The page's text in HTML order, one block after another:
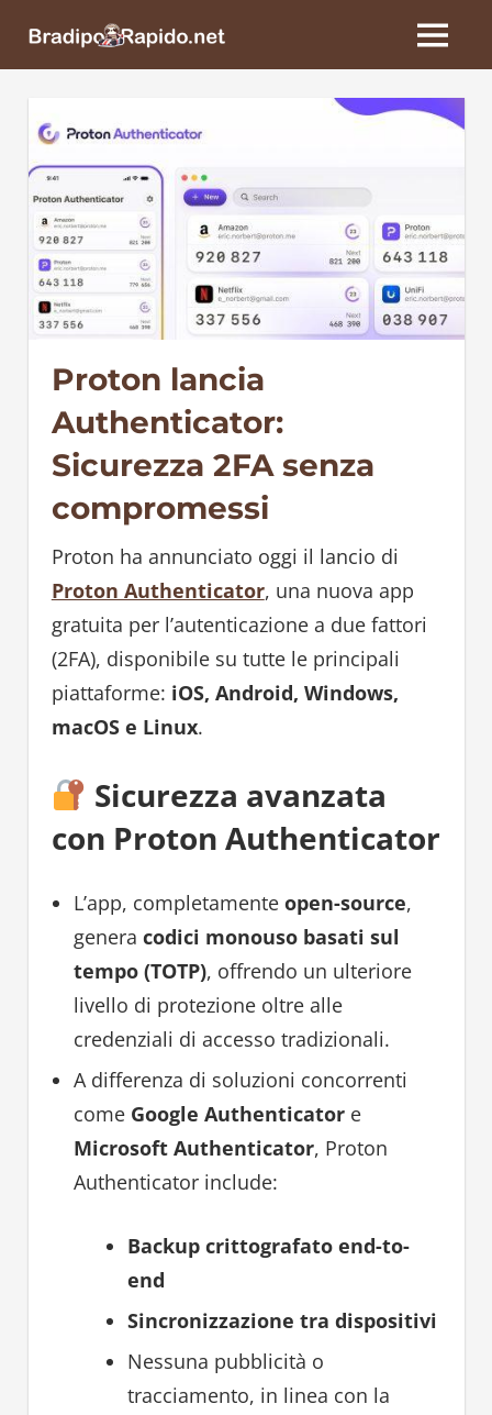
BradipoRapido.net
MENU
Proton lancia
Authenticator:
Sicurezza 2FA senza
compromessi
Proton ha annunciato oggi il lancio di
Proton Authenticator, una nuova app
gratuita per l’autenticazione a due fattori
(2FA), disponibile su tutte le principali
piattaforme: iOS, Android, Windows,
macOS e Linux.
Sicurezza avanzata
con Proton Authenticator
L’app, completamente open-source,
genera codici monouso basati sul
tempo (TOTP), offrendo un ulteriore
livello di protezione oltre alle
credenziali di accesso tradizionali.
A differenza di soluzioni concorrenti
come Google Authenticatore
Microsoft Authenticator, Proton
Authenticator include:
Backup crittografato end-to-
end
Sincronizzazione tra dispositivi
Nessuna pubblicità o
tracciamento, in linea con la